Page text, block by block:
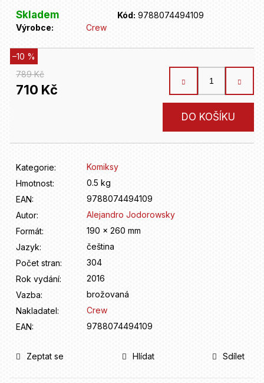
Skladem Kód: 9788074494109
Výrobce:
Crew
789 Kč
–10 %
710 Kč
DO KOŠÍKU
Kategorie:
Komiksy
Hmotnost:
0.5 kg
EAN:
9788074494109
Autor:
Alejandro Jodorowsky
Formát:
190 x 260 mm
Jazyk:
čeština
Počet stran:
304
Rok vydání:
2016
Vazba:
brožovaná
Nakladatel:
Crew
EAN: 9788074494109
Zeptat se Hlídat Sdílet
?
D
r
č
u
e
e